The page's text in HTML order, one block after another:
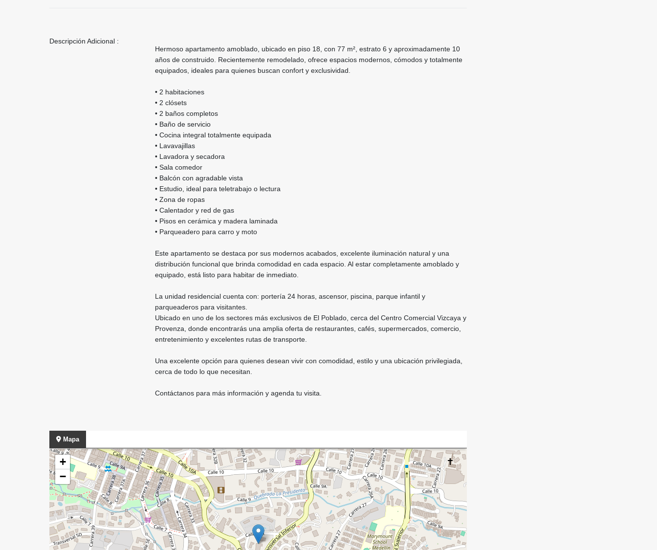
Descripción Adicional :
Hermoso apartamento amoblado, ubicado en piso 18, con 77 m², estrato 6 y aproximadamente 10
años de construido. Recientemente remodelado, ofrece espacios modernos, cómodos y totalmente
equipados, ideales para quienes buscan confort y exclusividad.
• 2 habitaciones
• 2 clósets
• 2 baños completos
• Baño de servicio
• Cocina integral totalmente equipada
• Lavavajillas
• Lavadora y secadora
• Sala comedor
• Balcón con agradable vista
• Estudio, ideal para teletrabajo o lectura
• Zona de ropas
• Calentador y red de gas
• Pisos en cerámica y madera laminada
• Parqueadero para carro y moto
Este apartamento se destaca por sus modernos acabados, excelente iluminación natural y una
distribución funcional que brinda comodidad en cada espacio. Al estar completamente amoblado y
equipado, está listo para habitar de inmediato.
La unidad residencial cuenta con: portería 24 horas, ascensor, piscina, parque infantil y
parqueaderos para visitantes.
Ubicado en uno de los sectores más exclusivos de El Poblado, cerca del Centro Comercial Vizcaya y
Provenza, donde encontrarás una amplia oferta de restaurantes, cafés, supermercados, comercio,
entretenimiento y excelentes rutas de transporte.
Una excelente opción para quienes desean vivir con comodidad, estilo y una ubicación privilegiada,
cerca de todo lo que necesitan.
Contáctanos para más información y agenda tu visita.
Mapa
+
−